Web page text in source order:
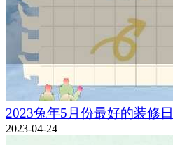
2023兔年5月份最好的装修
2023-04-24